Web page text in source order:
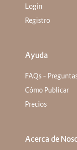
Login
Registro
Ayuda
FAQs –
Cómo Publicar
Precios
Acerca de